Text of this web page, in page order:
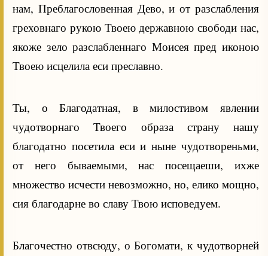
нам, Преблагословенная Дево, и от разслабления
греховнаго рукою Твоею державною свободи нас,
якоже зело разслабленнаго Моисея пред иконою
Твоею исцелила еси преславно.
Ты, о Благодатная, в милостивом явлении
чудотворнаго Твоего образа страну нашу
благодатно посетила еси и ныне чудотвореньми,
от него бываемыми, нас посещаеши, ихже
множество исчести невозможно, но, елико мощно,
сия благодарне во славу Твою исповедуем.
Благочестно отвсюду, о Богомати, к чудотворней